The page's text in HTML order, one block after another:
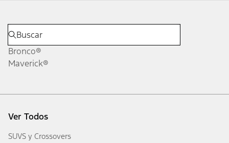
Bronco®
Maverick®
Ver Todos
SUVS y Crossovers